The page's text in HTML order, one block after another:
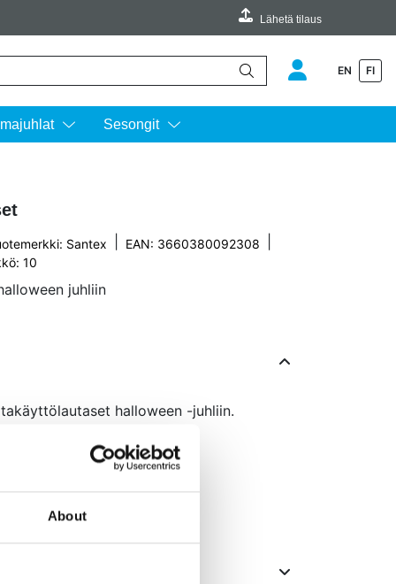
About
Lähetä tilaus
EN FI
Sesongit
Santex EAN: 3660380092308
10
juhliin
halloween -juhliin.